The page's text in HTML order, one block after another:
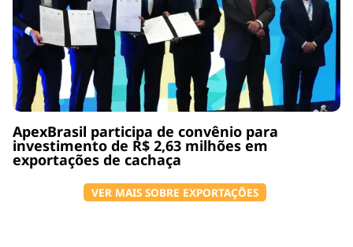
ApexBrasil participa de convênio para
investimento de R$ 2,63 milhões em
exportações de cachaça
VER MAIS SOBRE EXPORTAÇÕES